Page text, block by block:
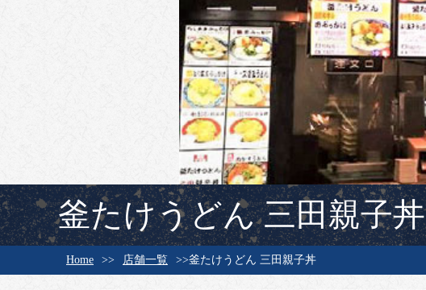
釜たけうどん 三田親子丼
Home 店舗一覧 釜たけうどん 三田親子丼